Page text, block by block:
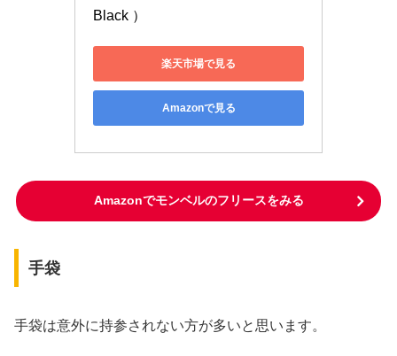
Black ）
楽天市場で見る
Amazonで見る
Amazonでモンベルのフリースをみる
手袋
手袋は意外に持参されない方が多いと思います。